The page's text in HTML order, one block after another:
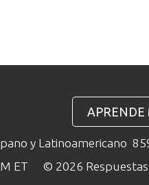
APRENDE
y Latinoamericano
ET
© 2026 Respuestas